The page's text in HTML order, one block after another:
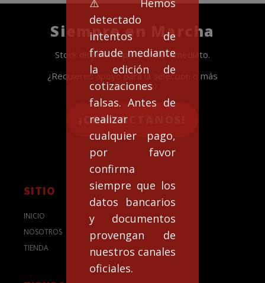
⚠️Hemos
detectado
intentos de
fraude mediante
la edición de
cotizaciones
falsas. Antes de
realizar
cualquier pago,
por favor
confirma
siempre que los
datos bancarios
y documentos
provengan de
nuestros canales
oficiales.
Siempre en Marcha
Stock disponible para envío inmediato.
¿Requieres apoyo para la selección o más
información?
¡CONTACTANOS!
SITIO
INICIO
NOSOTROS
TIENDA